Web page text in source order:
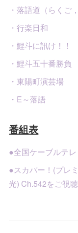
・落語道（らくご
・行楽日和
・鯉斗に訊け！！
・鯉斗五十番勝負
・東陽町演芸場
・E～落語
番組表
●全国ケーブルテ
●スカパー！(プレ
光) Ch.542をご視